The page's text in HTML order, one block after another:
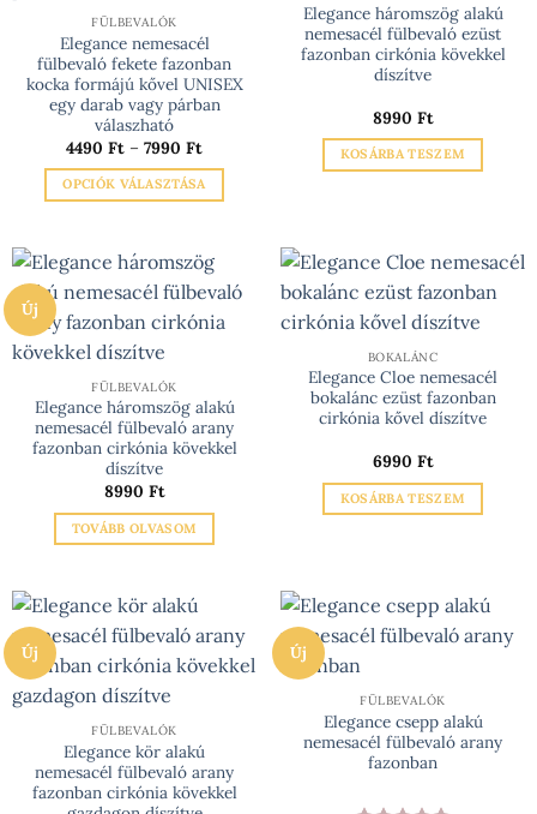
a
termékoldalon
választhatók
FÜLBEVALÓK
Elegance nemesacél
fülbevaló fekete fazonban
kocka formájú kővel UNISEX
egy darab vagy párban
válaszható
4490 Ft – 7990 Ft
-
7990 Ft
OPCIÓK VÁLASZTÁSA
terméknek
több
variációja
A
változatok
a
termékoldalon
választhatók
ki
Elegance háromszög alakú
nemesacél fülbevaló ezüst
fazonban cirkónia kövekkel
díszítve
8990 Ft
KOSÁRBA TESZEM
Új
FÜLBEVALÓK
Elegance háromszög alakú
nemesacél fülbevaló arany
fazonban cirkónia kövekkel
díszítve
8990 Ft
TOVÁBB OLVASOM
BOKALÁNC
Elegance Cloe nemesacél
bokalánc ezüst fazonban
cirkónia kővel díszítve
6990 Ft
KOSÁRBA TESZEM
Új
FÜLBEVALÓK
Elegance kör alakú
nemesacél fülbevaló arany
fazonban cirkónia kövekkel
Új
FÜLBEVALÓK
Elegance csepp alakú
nemesacél fülbevaló arany
fazonban